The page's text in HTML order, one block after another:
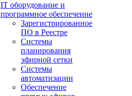
IT оборудование и
программное обеспечение
Зарегистрированное
ПО в Реестре
Системы
планирования
эфирной сетки
Системы
автоматизации
Обеспечение